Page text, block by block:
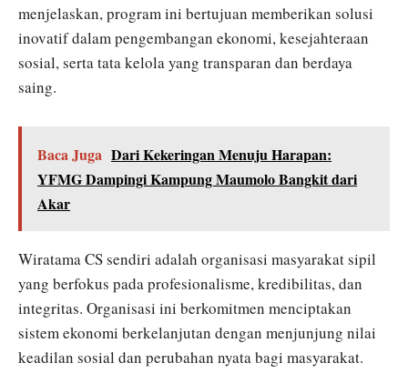
menjelaskan, program ini bertujuan memberikan solusi
inovatif dalam pengembangan ekonomi, kesejahteraan
sosial, serta tata kelola yang transparan dan berdaya
saing.
Baca Juga Dari Kekeringan Menuju Harapan:
YFMG Dampingi Kampung Maumolo Bangkit dari
Akar
Wiratama CS sendiri adalah organisasi masyarakat sipil
yang berfokus pada profesionalisme, kredibilitas, dan
integritas. Organisasi ini berkomitmen menciptakan
sistem ekonomi berkelanjutan dengan menjunjung nilai
keadilan sosial dan perubahan nyata bagi masyarakat.